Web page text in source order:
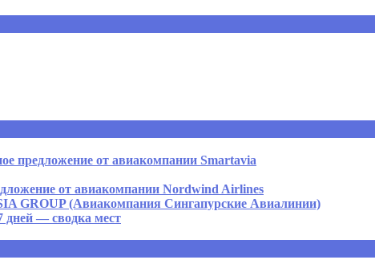
предложение от авиакомпании Smartavia
от авиакомпании Nordwind Airlines
(Авиакомпания Сингапурские Авиалинии)
дней — сводка мест